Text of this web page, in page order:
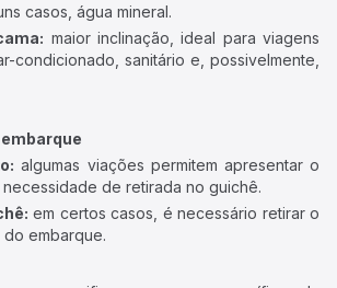
casos, água mineral.
maior inclinação, ideal para viagens
condicionado, sanitário e, possivelmente,
algumas viações permitem apresentar o
de retirada no guichê.
em certos casos, é necessário retirar o
embarque.